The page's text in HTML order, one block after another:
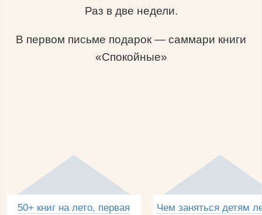
Раз в две недели.
В первом письме подарок — саммари книги
«Спокойные»
50+ книг на лето, первая
Чем заняться детям